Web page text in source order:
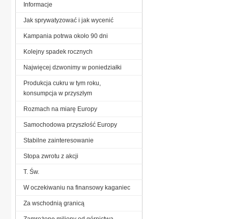
Informacje
Jak sprywatyzować i jak wycenić
Kampania potrwa około 90 dni
Kolejny spadek rocznych
Najwięcej dzwonimy w poniedziałki
Produkcja cukru w tym roku,
konsumpcja w przyszłym
Rozmach na miarę Europy
Samochodowa przyszłość Europy
Stabilne zainteresowanie
Stopa zwrotu z akcji
T. Św.
W oczekiwaniu na finansowy kaganiec
Za wschodnią granicą